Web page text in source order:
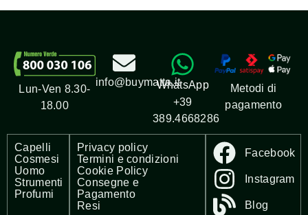
Lun-Ven 8.30-
18.00
info@buymatta.itWhatsApp
+39
389.4668286
Metodi di
pagamento
Capelli
Cosmesi
Uomo
Strumenti
Profumi
Privacy policy
Termini e condizioni
Cookie Policy
Consegne e
Pagamento
Resi
Facebook
Instagram
Blog